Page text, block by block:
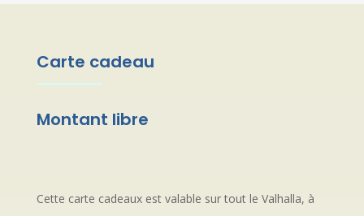
Carte cadeau
Montant libre
Cette carte cadeaux est valable sur tout le Valhalla, à